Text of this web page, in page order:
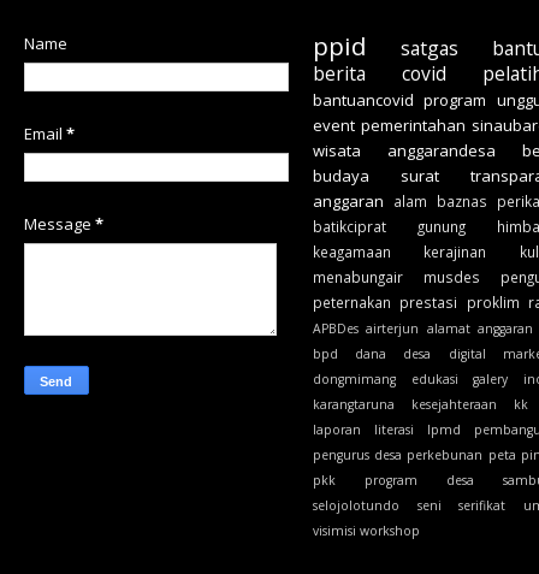
Name
Email *
Message *
ppid satgas
berita
covid
bantuancovid program
event pemerintahan
wisata
anggarandesa
budaya
surat
anggaran
alam baznas
batikciprat
gunung
keagamaan
kerajinan
menabungair
musdes
peternakan prestasi proklim
APBDes airterjun alamat anggaran
bpd
dana desa
digital
dongmimang
edukasi galery
karangtaruna
kesejahteraan
kk
laporan
literasi lpmd
pengurus desa perkebunan peta
pkk
program desa
selojolotundo
seni serifikat
visimisi workshop